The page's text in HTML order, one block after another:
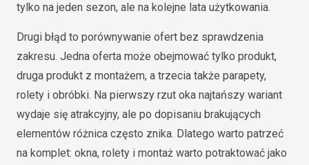
tylko na jeden sezon, ale na kolejne lata użytkowania.
Drugi błąd to porównywanie ofert bez sprawdzenia
zakresu. Jedna oferta może obejmować tylko produkt,
druga produkt z montażem, a trzecia także parapety,
rolety i obróbki. Na pierwszy rzut oka najtańszy wariant
wydaje się atrakcyjny, ale po dopisaniu brakujących
elementów różnica często znika. Dlatego warto patrzeć
na komplet: okna, rolety i montaż warto potraktować jako